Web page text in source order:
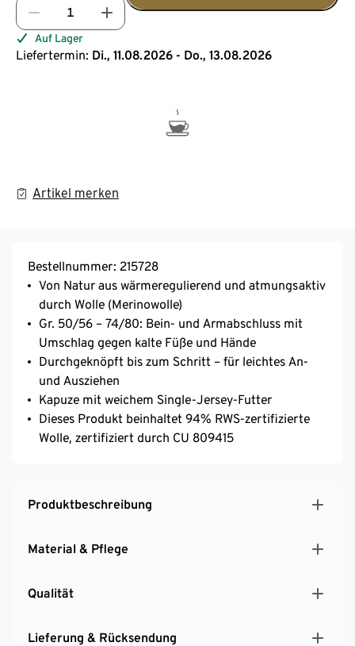
Auf Lager
Liefertermin: Di., 11.08.2026 - Do., 13.08.2026
Artikel merken
Bestellnummer: 215728
Von Natur aus wärmeregulierend und atmungsaktiv
durch Wolle (Merinowolle)
Gr. 50/56 – 74/80: Bein- und Armabschluss mit
Umschlag gegen kalte Füße und Hände
Durchgeknöpft bis zum Schritt – für leichtes An-
und Ausziehen
Kapuze mit weichem Single-Jersey-Futter
Dieses Produkt beinhaltet 94% RWS-zertifizierte
Wolle, zertifiziert durch CU 809415
Produktbeschreibung
Material & Pflege
Qualität
Lieferung & Rücksendung